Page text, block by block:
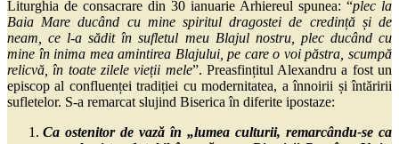
Liturghia de consacrare din 30 ianuarie Arhiereul spunea: “plec la
Baia Mare ducând cu mine spiritul dragostei de credință și de
neam, ce l-a sădit în sufletul meu Blajul nostru, plec ducând cu
mine în inima mea amintirea Blajului, pe care o voi păstra, scumpă
relicvă, în toate zilele vieții mele”. Preasfințitul Alexandru a fost un
episcop al confluenței tradiției cu modernitatea, a înnoirii și întăririi
sufletelor. S-a remarcat slujind Biserica în diferite ipostaze:
Ca ostenitor de vază în „lumea culturii, remarcându-se ca